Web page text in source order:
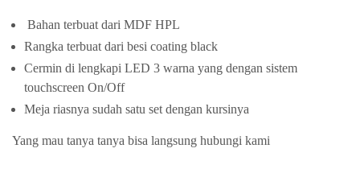
Bahan terbuat dari MDF HPL
Rangka terbuat dari besi coating black
Cermin di lengkapi LED 3 warna yang dengan sistem
touchscreen On/Off
Meja riasnya sudah satu set dengan kursinya
Yang mau tanya tanya bisa langsung hubungi kami